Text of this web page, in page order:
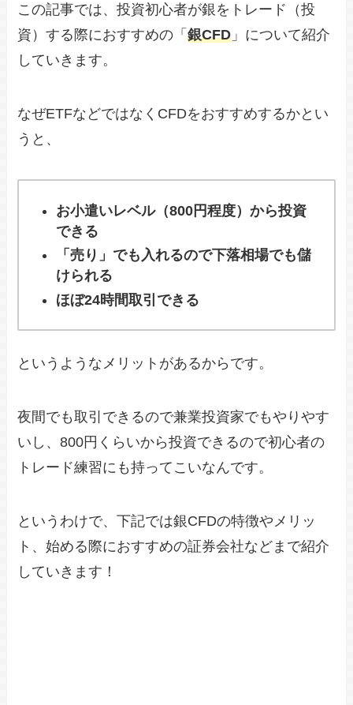
この記事では、投資初心者が銀をトレード（投
資）する際におすすめの「銀CFD 」について紹介
していきます。
なぜETFなどではなくCFDをおすすめするかとい
うと、
お小遣いレベル（800円程度）から投資
できる
「売り」でも入れるので下落相場でも儲
けられる
ほぼ24時間取引できる
というようなメリットがあるからです。
夜間でも取引できるので兼業投資家でもやりやす
いし、800円くらいから投資できるので初心者の
トレード練習にも持ってこいなんです。
というわけで、下記では銀CFDの特徴やメリッ
ト、始める際におすすめの証券会社などまで紹介
していきます！